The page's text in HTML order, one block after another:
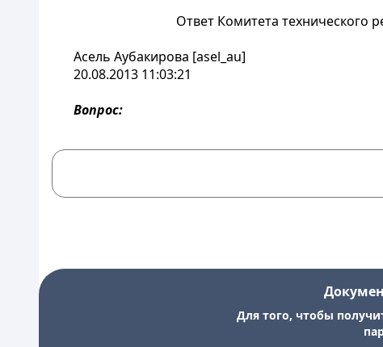
Ответ Комитета технического
Асель Аубакирова [asel_au]
20.08.2013 11:03:21
Вопрос:
Для того, чтобы